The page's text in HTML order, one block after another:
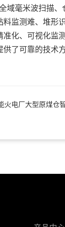
毫米波扫描、
监测难、堆形
化、可视化监
了可靠的技术方
火电厂大型原煤仓